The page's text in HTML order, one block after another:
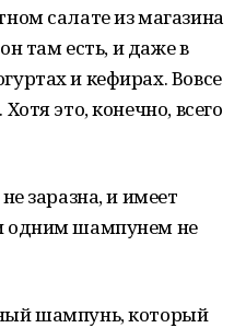
салате из магазина
там есть, и даже в
и кефирах. Вовсе
это, конечно, всего
заразна, и имеет
одним шампунем не
шампунь, который